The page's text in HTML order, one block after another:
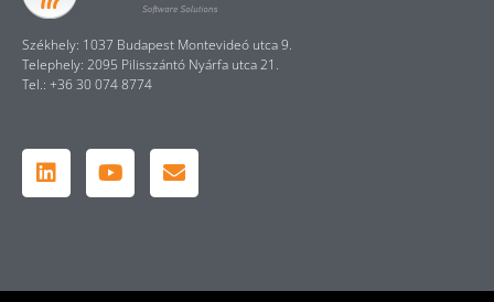
Székhely: 1037 Budapest Montevideó utca 9.
Telephely: 2095 Pilisszántó Nyárfa utca 21.
Tel.: +36 30 074 8774